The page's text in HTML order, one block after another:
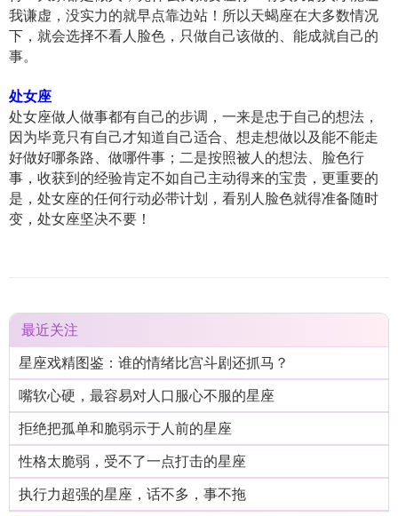
我谦虚，没实力的就早点靠边站！所以天蝎座在大多数情况
下，就会选择不看人脸色，只做自己该做的、能成就自己的
事。
处女座
处女座做人做事都有自己的步调，一来是忠于自己的想法，
因为毕竟只有自己才知道自己适合、想走想做以及能不能走
好做好哪条路、做哪件事；二是按照被人的想法、脸色行
事，收获到的经验肯定不如自己主动得来的宝贵，更重要的
是，处女座的任何行动必带计划，看别人脸色就得准备随时
变，处女座坚决不要！
最近关注
星座戏精图鉴：谁的情绪比宫斗剧还抓马？
嘴软心硬，最容易对人口服心不服的星座
拒绝把孤单和脆弱示于人前的星座
性格太脆弱，受不了一点打击的星座
执行力超强的星座，话不多，事不拖